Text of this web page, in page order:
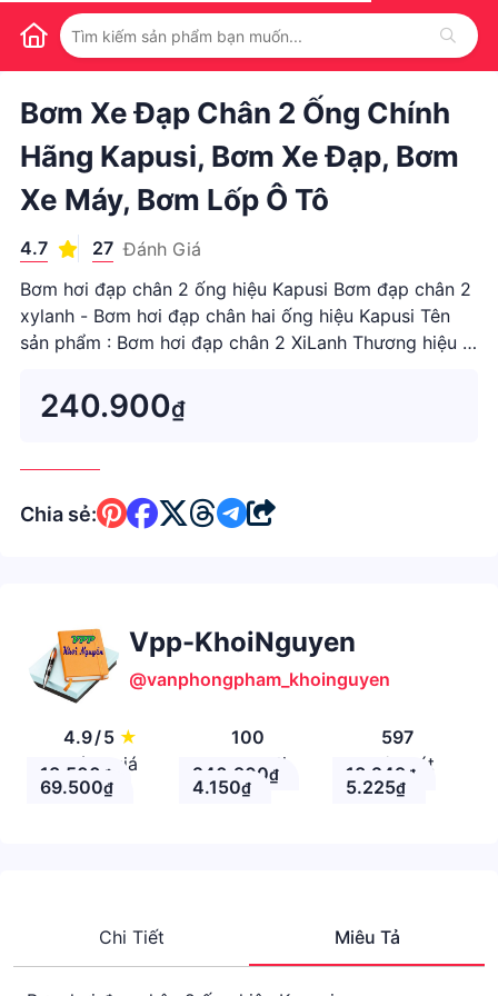
1
Bơm Xe Đạp Chân 2 Ống Chính
Hãng Kapusi, Bơm Xe Đạp, Bơm
Xe Máy, Bơm Lốp Ô Tô
4.7 27 Đánh Giá
Bơm hơi đạp chân 2 ống hiệu Kapusi Bơm đạp chân 2
xylanh - Bơm hơi đạp chân hai ống hiệu Kapusi Tên
sản phẩm : Bơm hơi đạp chân 2 XiLanh Thương hiệu :
năng 2 XiLanh Kapusi cho lực bơm khỏe hơn, tiết kiệm
thời gian , khôn
240.900₫
Chia sẻ:
Vpp-KhoiNguyen
@vanphongpham_khoinguyen
4.9/5 ★
Đánh giá
100
Theo Dõi
597
Nhận xét
18.500 ₫ 240.900₫ 18.249 ₫
69.500₫ 4.150₫ 5.225₫
Chi Tiết Miêu Tả